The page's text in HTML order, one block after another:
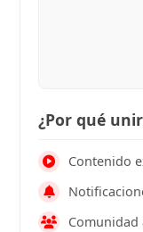
¿Por qué
Contenido
Comunidad